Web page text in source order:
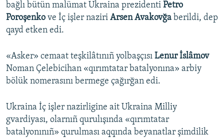
bağlı bütün malümat Ukraina prezidenti Petro
Poroşenko ve İç işler naziri Arsen Avakovğa berildi, dep
qayd etken edi.
«Asker» cemaat teşkilâtınıñ yolbaşçısı Lenur İslâmov
Noman Çelebicihan «qırımtatar batalyonına» arbiy
bölük nomerasını bermege çağırğan edi.
Ukraina İç işler nazirligine ait Ukraina Milliy
gvardiyası, olarnıñ qurulışında «qırımtatar
batalyonınıñ» qurulması aqqında beyanatlar şimdilik